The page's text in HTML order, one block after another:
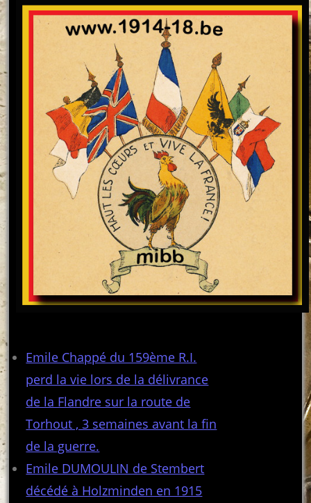
Emile Chappé du 159ème R.I.
perd la vie lors de la délivrance
de la Flandre sur la route de
Torhout , 3 semaines avant la fin
de la guerre.
Emile DUMOULIN de Stembert
décédé à Holzminden en 1915